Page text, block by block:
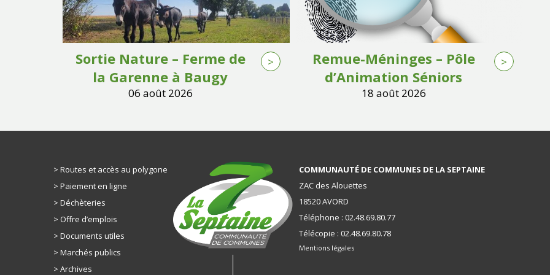
Sortie Nature – Ferme de
la Garenne à Baugy
06 août 2026
>
Remue-Méninges – Pôle
d’Animation Séniors
18 août 2026
>
Routes et accès au polygone
Paiement en ligne
Déchèteries
Offre d’emplois
Documents utiles
Marchés publics
Archives
COMMUNAUTÉ DE COMMUNES DE LA SEPTAINE
ZAC des Alouettes
18520 AVORD
Téléphone : 02.48.69.80.77
Télécopie : 02.48.69.80.78
Mentions légales